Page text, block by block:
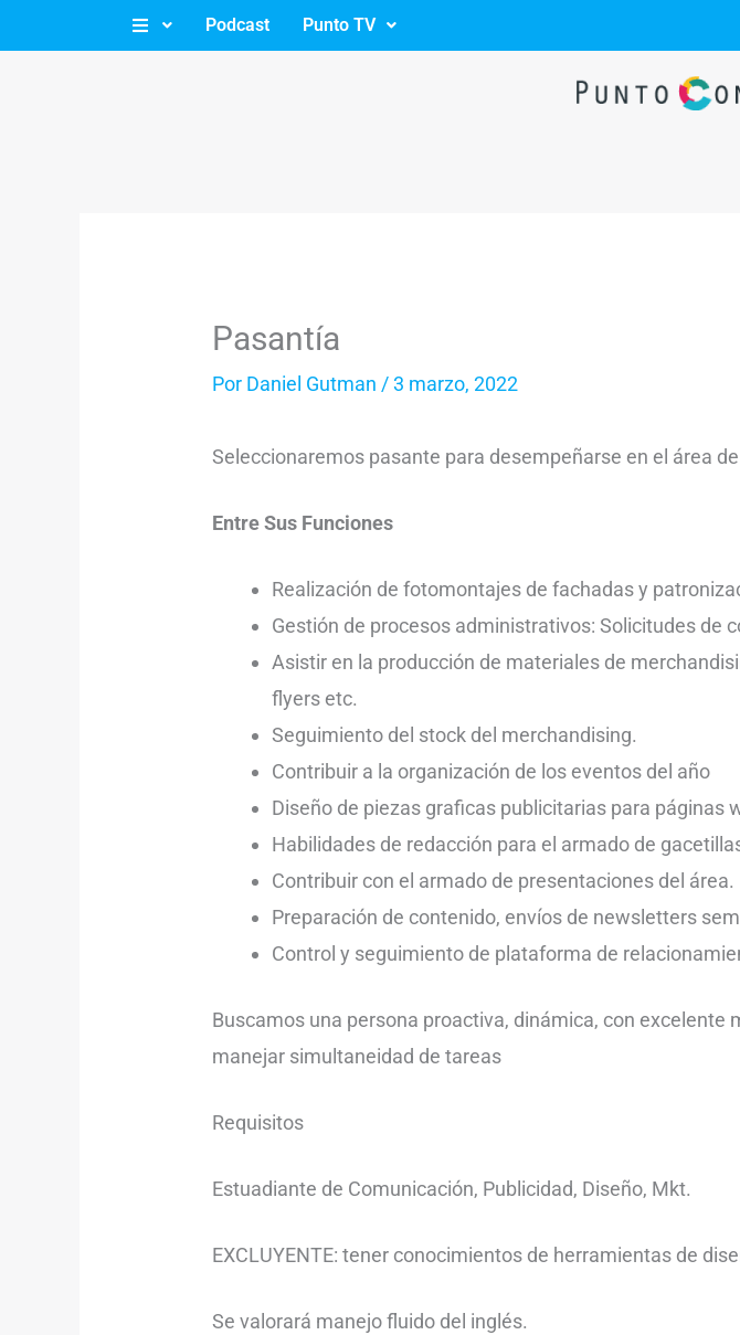
al
Podcast Punto TV
Pasantía
Por Daniel Gutman /3 marzo, 2022
Seleccionaremos pasante para desempeñarse en el área
Entre Sus Funciones
Realización de fotomontajes de fachadas y
Gestión de procesos administrativos: Solicitudes de
Asistir en la producción de materiales de
flyers etc.
Seguimiento del stock del merchandising.
Contribuir a la organización de los eventos del año
Diseño de piezas graficas publicitarias para páginas
Habilidades de redacción para el armado de
Contribuir con el armado de presentaciones del área.
Preparación de contenido, envíos de newsletters
Control y seguimiento de plataforma de
Buscamos una persona proactiva, dinámica, con
manejar simultaneidad de tareas
Requisitos
Estuadiante de Comunicación, Publicidad, Diseño, Mkt.
EXCLUYENTE: tener conocimientos de herramientas de
Se valorará manejo fluido del inglés.